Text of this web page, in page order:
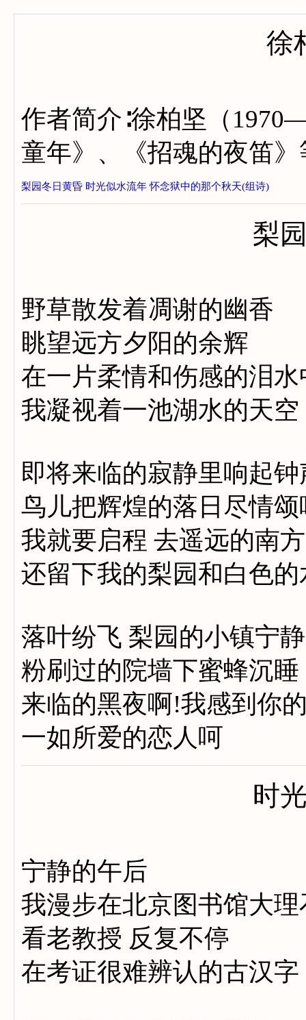
徐
作者简介∶徐柏坚（
童年》、《招魂的夜笛》
梨园冬日黄昏 时光似水流年 怀念狱中的那个秋天(组诗)
梨
野草散发着凋谢的幽香
眺望远方夕阳的余辉
在一片柔情和伤感的泪水
我凝视着一池湖水的天空
即将来临的寂静里响起钟
鸟儿把辉煌的落日尽情颂
我就要启程 去遥远的南方
还留下我的梨园和白色的
落叶纷飞 梨园的小镇宁静
粉刷过的院墙下蜜蜂沉睡
来临的黑夜啊!我感到你
一如所爱的恋人呵
时
宁静的午后
我漫步在北京图书馆大理
看老教授 反复不停
在考证很难辨认的古汉字